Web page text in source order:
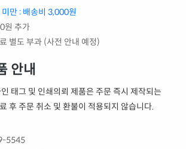
만 : 배송비 3,000원
원 추가
별도 부과 (사전 안내 예정)
안내
태그 및 인쇄의뢰 제품은 주문 즉시 제작되는
후 주문 취소 및 환불이 적용되지 않습니다.
5545